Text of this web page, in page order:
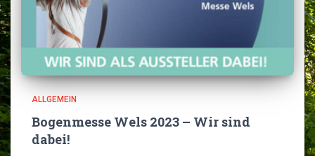
ALLGEMEIN
Bogenmesse Wels 2023 – Wir sind
dabei!